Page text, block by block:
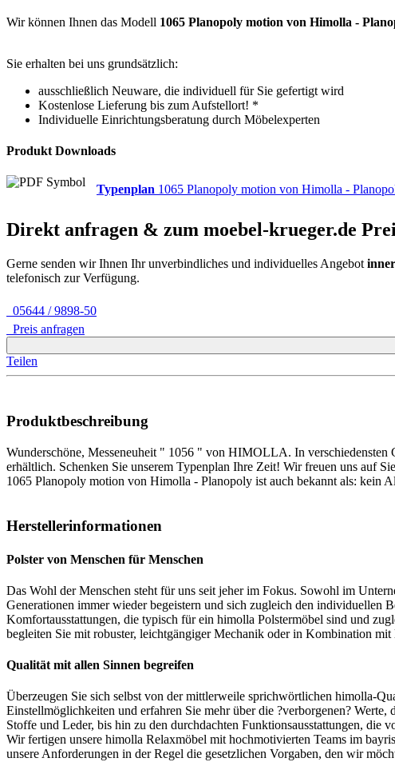
Wir können Ihnen das Modell 1065 Planopoly motion von Himolla -
Sie erhalten bei uns grundsätzlich:
ausschließlich Neuware, die individuell für Sie gefertigt wird
Kostenlose Lieferung bis zum Aufstellort! *
Individuelle Einrichtungsberatung durch Möbelexperten
Produkt Downloads
Typenplan 1065 Planopoly motion von Himolla -
Direkt anfragen & zum moebel-krueger.de
Gerne senden wir Ihnen Ihr unverbindliches und individuelles Angebot
telefonisch zur Verfügung.
05644 / 9898-50
Preis anfragen
Teilen
Produktbeschreibung
Wunderschöne, Messeneuheit " 1056 " von HIMOLLA. In verschiedensten
erhältlich. Schenken Sie unserem Typenplan Ihre Zeit! Wir freuen uns auf
1065 Planopoly motion von Himolla - Planopoly ist auch bekannt als: kein
Herstellerinformationen
Polster von Menschen für Menschen
Das Wohl der Menschen steht für uns seit jeher im Fokus. Sowohl im
Generationen immer wieder begeistern und sich zugleich den individuellen
Komfortausstattungen, die typisch für ein himolla Polstermöbel sind und
begleiten Sie mit robuster, leichtgängiger Mechanik oder in Kombination
Qualität mit allen Sinnen begreifen
Überzeugen Sie sich selbst von der mittlerweile sprichwörtlichen himolla-
Einstellmöglichkeiten und erfahren Sie mehr über die ?verborgenen?
Stoffe und Leder, bis hin zu den durchdachten Funktionsausstattungen, die
Wir fertigen unsere himolla Relaxmöbel mit hochmotivierten Teams im
unsere Anforderungen in der Regel die gesetzlichen Vorgaben, den wir